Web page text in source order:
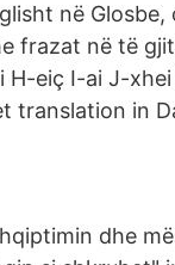
në Glosbe,
frazat në të
eiç I-ai J-xhei
translation in
dhe